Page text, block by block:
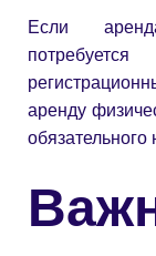
Если
аренду